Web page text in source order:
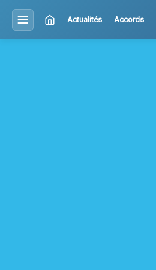
Actualités Accords